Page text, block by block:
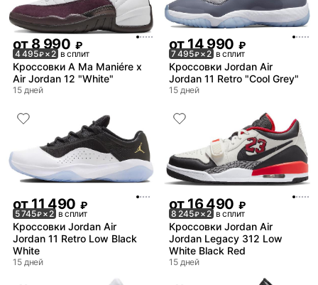
от 8 990 ₽
4 495₽× 2 в сплит
Кроссовки A Ma Maniére x
Air Jordan 12 "White"
15 дней
от 14 990 ₽
7 495₽× 2 в сплит
Кроссовки Jordan Air
Jordan 11 Retro "Cool Grey"
15 дней
от11 490 ₽
5 745₽× 2 в сплит
Кроссовки Jordan Air
Jordan 11 Retro Low Black
White
15 дней
от16 490 ₽
8 245₽× 2 в сплит
Кроссовки Jordan Air
Jordan Legacy 312 Low
White Black Red
15 дней